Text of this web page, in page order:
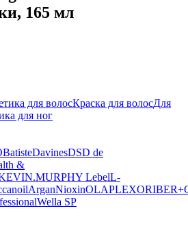
165 мл
для волосКраска для волосДля
для ног
BatisteDavinesDSD de
&
LebelL-
ArganNiохinOLAPLEXORIBE
Wella SP